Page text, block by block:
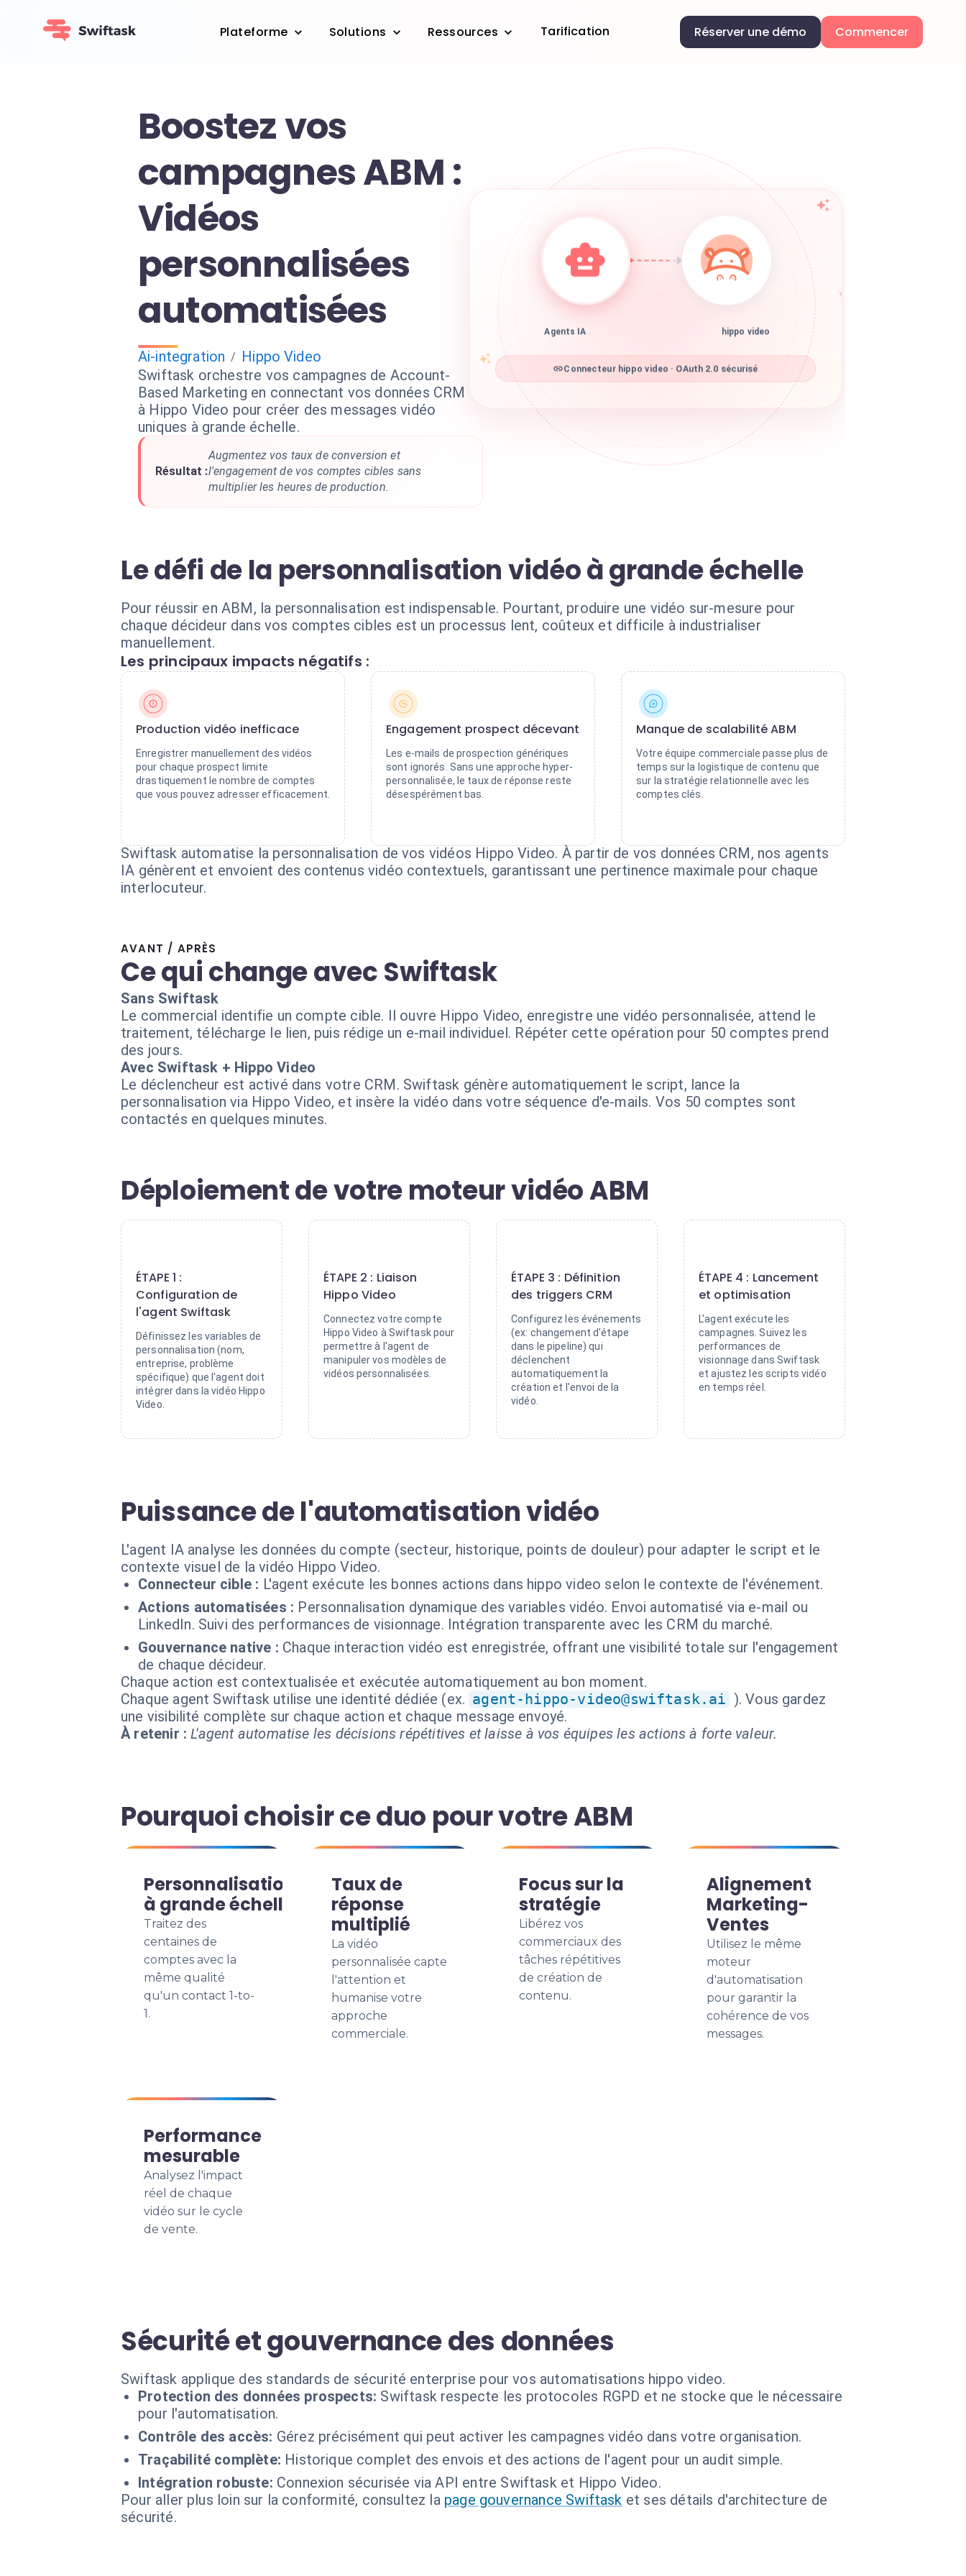
Plateforme Solutions Ressources Tarification Réserver une démo Commencer
Boostez vos
campagnes ABM :
Vidéos
personnalisées
automatisées
Ai-integration / Hippo Video
Swiftask orchestre vos campagnes de Account-
Based Marketing en connectant vos données CRM
à Hippo Video pour créer des messages vidéo
uniques à grande échelle.
Résultat :
Augmentez vos taux de conversion et
l'engagement de vos comptes cibles sans
multiplier les heures de production.
Agents IA hippo video
Connecteur hippo video · OAuth 2.0 sécurisé
Le défi de la personnalisation vidéo à grande échelle
Pour réussir en ABM, la personnalisation est indispensable. Pourtant, produire une vidéo sur-mesure pour
chaque décideur dans vos comptes cibles est un processus lent, coûteux et difficile à industrialiser
manuellement.
Les principaux impacts négatifs :
Production vidéo inefficace
Enregistrer manuellement des vidéos
pour chaque prospect limite
drastiquement le nombre de comptes
que vous pouvez adresser efficacement.
Engagement prospect décevant
Les e-mails de prospection génériques
sont ignorés. Sans une approche hyper-
personnalisée, le taux de réponse reste
désespérément bas.
Manque de scalabilité ABM
Votre équipe commerciale passe plus de
temps sur la logistique de contenu que
sur la stratégie relationnelle avec les
comptes clés.
Swiftask automatise la personnalisation de vos vidéos Hippo Video. À partir de vos données CRM, nos agents
IA génèrent et envoient des contenus vidéo contextuels, garantissant une pertinence maximale pour chaque
interlocuteur.
AVANT / APRÈS
Ce qui change avec Swiftask
Sans Swiftask
Le commercial identifie un compte cible. Il ouvre Hippo Video, enregistre une vidéo personnalisée, attend le
traitement, télécharge le lien, puis rédige un e-mail individuel. Répéter cette opération pour 50 comptes prend
des jours.
Avec Swiftask + Hippo Video
Le déclencheur est activé dans votre CRM. Swiftask génère automatiquement le script, lance la
personnalisation via Hippo Video, et insère la vidéo dans votre séquence d'e-mails. Vos 50 comptes sont
contactés en quelques minutes.
Déploiement de votre moteur vidéo ABM
ÉTAPE 1 :
Configuration de
l'agent Swiftask
Définissez les variables de
personnalisation (nom,
entreprise, problème
spécifique) que l'agent doit
intégrer dans la vidéo Hippo
Video.
ÉTAPE 2 : Liaison
Hippo Video
Connectez votre compte
Hippo Video à Swiftask pour
permettre à l'agent de
manipuler vos modèles de
vidéos personnalisées.
ÉTAPE 3 : Définition
des triggers CRM
Configurez les événements
(ex: changement d'étape
dans le pipeline) qui
déclenchent
automatiquement la
création et l'envoi de la
vidéo.
ÉTAPE 4 : Lancement
et optimisation
L'agent exécute les
campagnes. Suivez les
performances de
visionnage dans Swiftask
et ajustez les scripts vidéo
en temps réel.
Puissance de l'automatisation vidéo
L'agent IA analyse les données du compte (secteur, historique, points de douleur) pour adapter le script et le
contexte visuel de la vidéo Hippo Video.
Connecteur cible : L'agent exécute les bonnes actions dans hippo video selon le contexte de l'événement.
Actions automatisées : Personnalisation dynamique des variables vidéo. Envoi automatisé via e-mail ou
LinkedIn. Suivi des performances de visionnage. Intégration transparente avec les CRM du marché.
Gouvernance native : Chaque interaction vidéo est enregistrée, offrant une visibilité totale sur l'engagement
de chaque décideur.
Chaque action est contextualisée et exécutée automatiquement au bon moment.
Chaque agent Swiftask utilise une identité dédiée (ex. agent-hippo-video@swiftask.ai ). Vous gardez
une visibilité complète sur chaque action et chaque message envoyé.
À retenir : L'agent automatise les décisions répétitives et laisse à vos équipes les actions à forte valeur.
Pourquoi choisir ce duo pour votre ABM
Personnalisation
à grande échelle
Traitez des
centaines de
comptes avec la
même qualité
qu'un contact 1-to-
1.
Taux de
réponse
multiplié
La vidéo
personnalisée capte
l'attention et
humanise votre
approche
commerciale.
Focus sur la
stratégie
Libérez vos
commerciaux des
tâches répétitives
de création de
contenu.
Alignement
Marketing-
Ventes
Utilisez le même
moteur
d'automatisation
pour garantir la
cohérence de vos
messages.
Performance
mesurable
Analysez l'impact
réel de chaque
vidéo sur le cycle
de vente.
Sécurité et gouvernance des données
Swiftask applique des standards de sécurité enterprise pour vos automatisations hippo video.
Protection des données prospects: Swiftask respecte les protocoles RGPD et ne stocke que le nécessaire
pour l'automatisation.
Contrôle des accès: Gérez précisément qui peut activer les campagnes vidéo dans votre organisation.
Traçabilité complète: Historique complet des envois et des actions de l'agent pour un audit simple.
Intégration robuste: Connexion sécurisée via API entre Swiftask et Hippo Video.
Pour aller plus loin sur la conformité, consultez la page gouvernance Swiftask et ses détails d'architecture de
sécurité.